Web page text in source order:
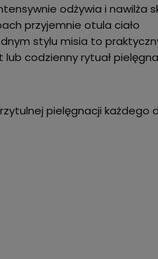
odżywia i nawilża
przyjemnie otula ciało
stylu misia to
lub codzienny rytuał
pielęgnacji każdego